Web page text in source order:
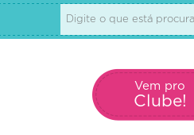
Vem pro
Clube!